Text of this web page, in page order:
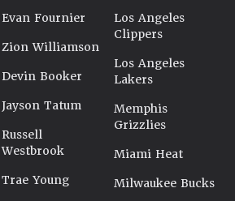
Evan Fournier
Zion Williamson
Devin Booker
Jayson Tatum
Russell
Westbrook
Trae Young
Los Angeles
Clippers
Los Angeles
Lakers
Memphis
Grizzlies
Miami Heat
Milwaukee Bucks